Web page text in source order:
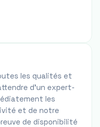
les qualités et
d’un expert-
les
et de notre
de disponibilité